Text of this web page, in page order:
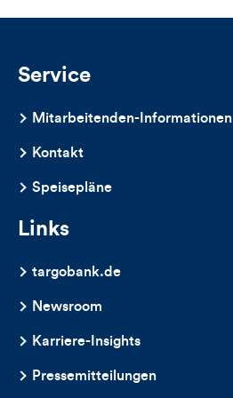
Kommentare
dieses
Artikels
Service
Mitarbeitenden-Informationen
Kontakt
Speisepläne
Links
targobank.de
Newsroom
Karriere-Insights
Pressemitteilungen